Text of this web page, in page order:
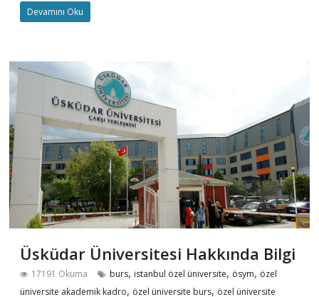
Devamını Oku
Üsküdar Üniversitesi Hakkında Bilgi
17191 Okuma burs, istanbul özel üniversite, ösym, özel
üniversite akademik kadro, özel üniversite burs, özel üniversite